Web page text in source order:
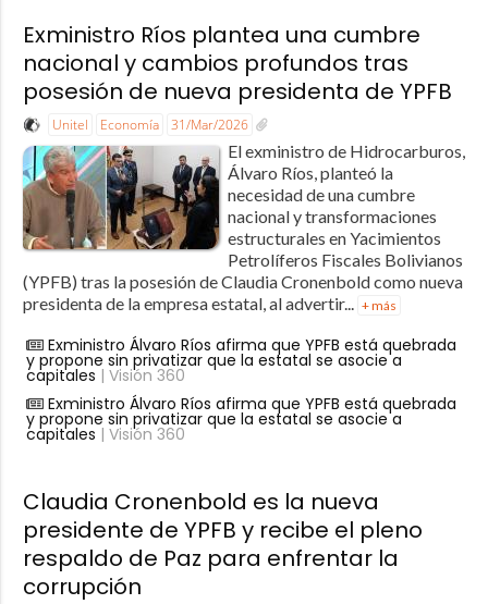
Exministro Ríos plantea una cumbre
nacional y cambios profundos tras
posesión de nueva presidenta de YPFB
Unitel Economía 31/Mar/2026
El exministro de Hidrocarburos,
Álvaro Ríos, planteó la
necesidad de una cumbre
nacional y transformaciones
estructurales en Yacimientos
Petrolíferos Fiscales Bolivianos
(YPFB) tras la posesión de Claudia Cronenbold como nueva
presidenta de la empresa estatal, al advertir... + más
Exministro Álvaro Ríos afirma que YPFB está quebrada
y propone sin privatizar que la estatal se asocie a
capitales | Visión 360
Exministro Álvaro Ríos afirma que YPFB está quebrada
y propone sin privatizar que la estatal se asocie a
capitales | Visión 360
Claudia Cronenbold es la nueva
presidente de YPFB y recibe el pleno
respaldo de Paz para enfrentar la
corrupción